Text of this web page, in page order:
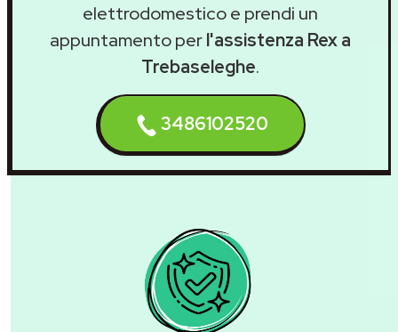
elettrodomestico e prendi un
appuntamento perl'assistenza Rex a
Trebaseleghe.
3486102520